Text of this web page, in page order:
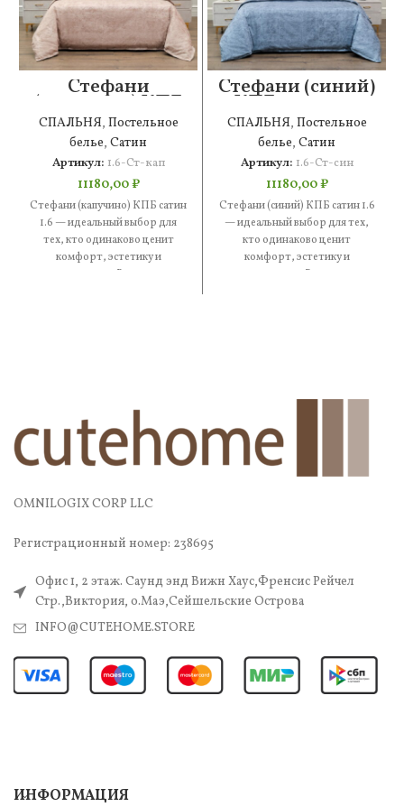
Стефани
(капучино) КПБ
сатин 1.6
СПАЛЬНЯ, Постельное
белье, Сатин
Артикул: 1.6-Ст-кап
11180,00₽
Стефани (капучино) КПБ сатин
1.6 — идеальный выбор для
тех, кто одинаково ценит
комфорт, эстетику и
практичность. В составе —
Стефани (синий)
КПБ сатин 1.6
СПАЛЬНЯ, Постельное
белье, Сатин
Артикул: 1.6-Ст-син
11180,00₽
Стефани (синий) КПБ сатин 1.6
— идеальный выбор для тех,
кто одинаково ценит
комфорт, эстетику и
практичность. В составе —
OMNILOGIX CORP LLC
Регистрационный номер: 238695
Офис 1, 2 этаж. Саунд энд Вижн Хаус,Френсис Рейчел
Стр.,Виктория, о.Маэ,Сейшельские Острова
INFO@CUTEHOME.STORE
ИНФОРМАЦИЯ